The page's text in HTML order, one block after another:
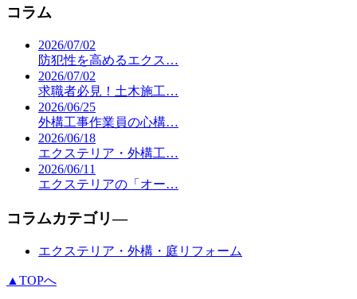
コラム
2026/07/02
防犯性を高めるエクス…
2026/07/02
求職者必見！土木施工…
2026/06/25
外構工事作業員の心構…
2026/06/18
エクステリア・外構工…
2026/06/11
エクステリアの「オー…
コラムカテゴリ―
エクステリア・外構・庭リフォーム
▲TOPへ